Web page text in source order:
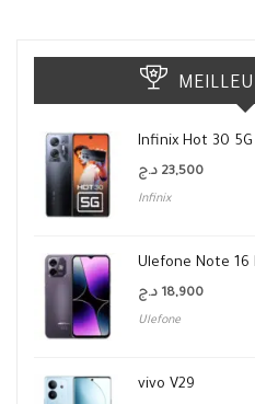
Infinix Hot 30 5G
23,500 د.ج
Infinix
Ulefone Note 16
18,900 د.ج
Ulefone
vivo V29